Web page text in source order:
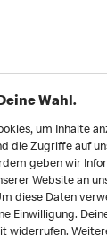
Wahl.
um Inhalte
die Zugriffe auf
geben wir
Website an
diese Daten
Einwilligung.
widerrufen.